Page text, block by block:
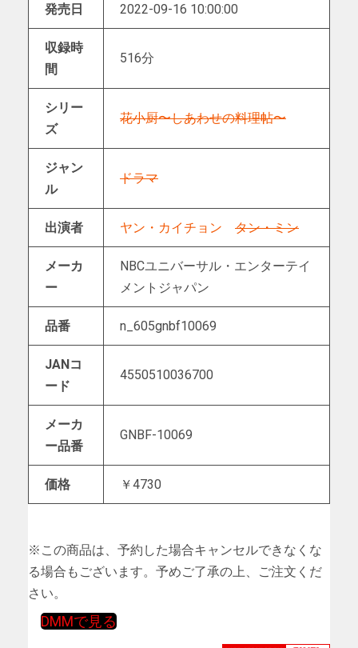
発売日 2022-09-16 10:00:00
収録時
間
516分
シリー
ズ
花小厨〜しあわせの料理帖〜
ジャン
ル
ドラマ
出演者 ヤン・カイチョン タン・ミン
メーカ
ー
NBCユニバーサル・エンターテイ
メントジャパン
品番 n_605gnbf10069
JANコ
ード
4550510036700
メーカ
ー品番
GNBF-10069
価格 ￥4730
※この商品は、予約した場合キャンセルできなくな
る場合もございます。予めご了承の上、ご注文くだ
さい。
DMMで見る